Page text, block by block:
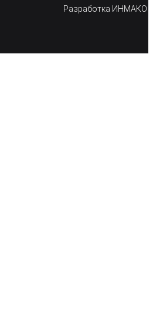
Разработка ИНМАКО